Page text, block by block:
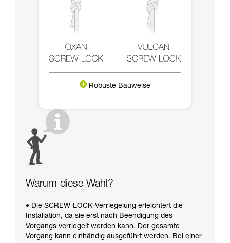
Robuste Bauweise
Warum diese Wahl?
• Die SCREW-LOCK-Verriegelung erleichtert die
Installation, da sie erst nach Beendigung des
Vorgangs verriegelt werden kann. Der gesamte
Vorgang kann einhändig ausgeführt werden. Bei einer